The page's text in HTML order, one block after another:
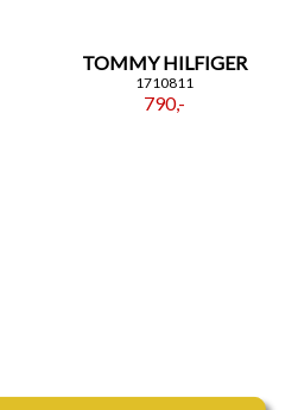
TOMMY HILFIGER
1710811
790,-